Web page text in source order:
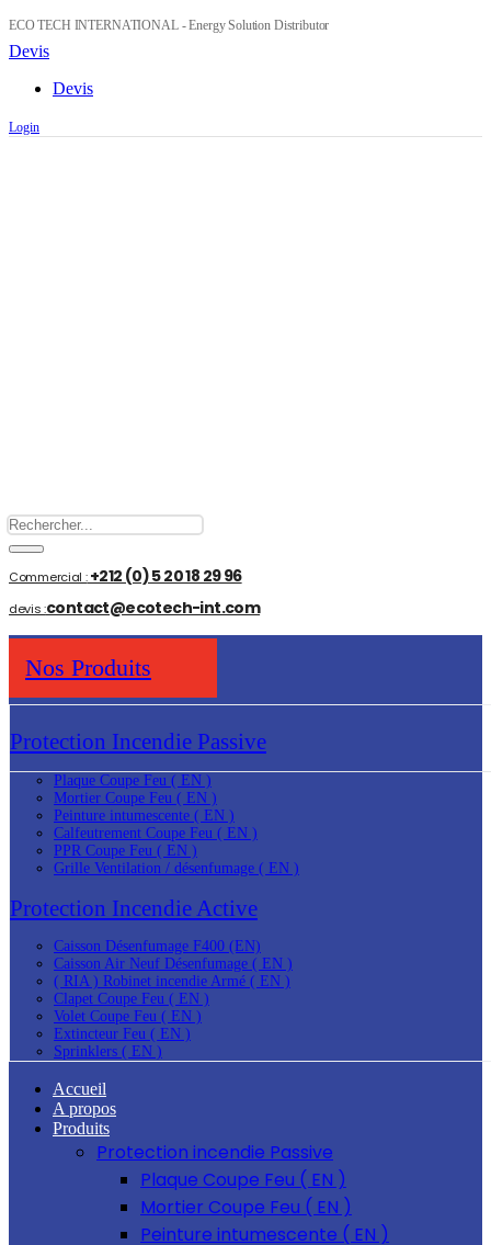
ECO TECH INTERNATIONAL - Energy Solution Distributor
Devis
Devis
Login
Commercial :+212 (0) 5 20 18 29 96‬
devis :contact@ecotech-int.com
Nos Produits
Protection Incendie Passive
Plaque Coupe Feu ( EN )
Mortier Coupe Feu ( EN )
Peinture intumescente ( EN )
Calfeutrement Coupe Feu ( EN )
PPR Coupe Feu ( EN )
Grille Ventilation / désenfumage ( EN )
Protection Incendie Active
Caisson Désenfumage F400 (EN)
Caisson Air Neuf Désenfumage ( EN )
( RIA ) Robinet incendie Armé ( EN )
Clapet Coupe Feu ( EN )
Volet Coupe Feu ( EN )
Extincteur Feu ( EN )
Sprinklers ( EN )
Accueil
A propos
Produits
Protection incendie Passive
Plaque Coupe Feu ( EN )
Mortier Coupe Feu ( EN )
Peinture intumescente ( EN )